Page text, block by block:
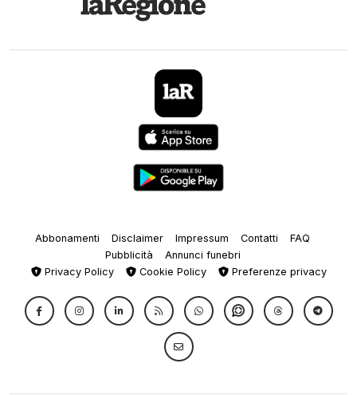
Abbonamenti Disclaimer Impressum Contatti
FAQ
Pubblicità
Annunci funebri
Privacy Policy
Cookie Policy Preferenze privacy